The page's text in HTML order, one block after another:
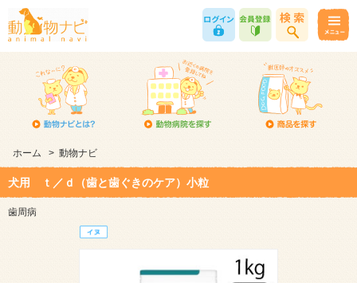
ホーム > 動物ナビ
犬用 ｔ／ｄ（歯と歯ぐきのケア）小粒
歯周病